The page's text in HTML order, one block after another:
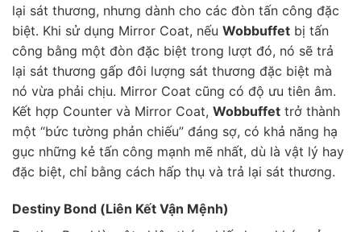
lại sát thương, nhưng dành cho các đòn tấn công đặc
biệt. Khi sử dụng Mirror Coat, nếu Wobbuffet bị tấn
công bằng một đòn đặc biệt trong lượt đó, nó sẽ trả
lại sát thương gấp đôi lượng sát thương đặc biệt mà
nó vừa phải chịu. Mirror Coat cũng có độ ưu tiên âm.
Kết hợp Counter và Mirror Coat, Wobbuffet trở thành
một “bức tường phản chiếu” đáng sợ, có khả năng hạ
gục những kẻ tấn công mạnh mẽ nhất, dù là vật lý hay
đặc biệt, chỉ bằng cách hấp thụ và trả lại sát thương.
Destiny Bond (Liên Kết Vận Mệnh)